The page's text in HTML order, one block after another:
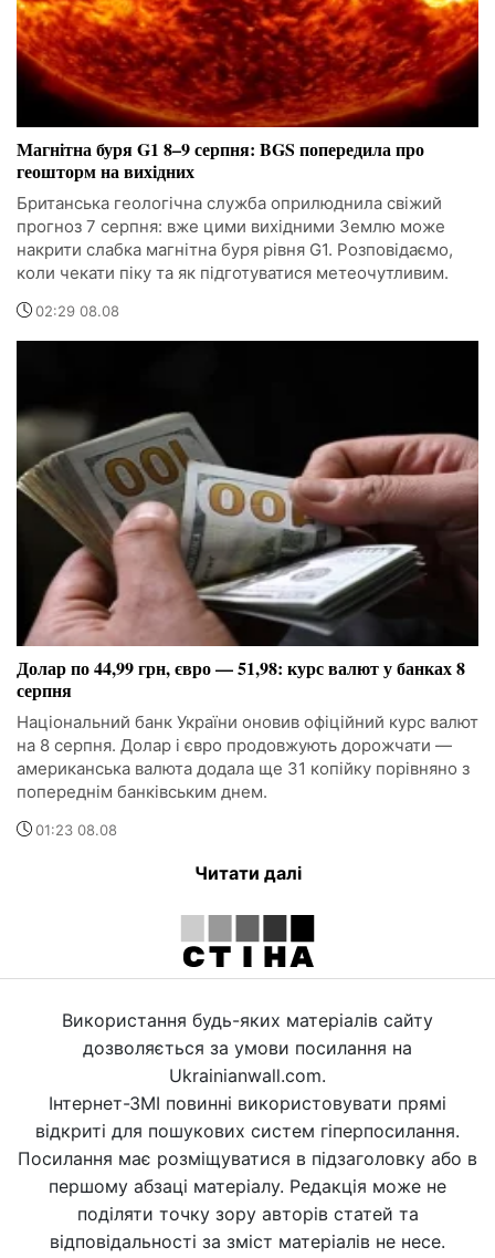
Магнітна буря G1 8–9 серпня: BGS попередила про
геошторм на вихідних
Британська геологічна служба оприлюднила свіжий
прогноз 7 серпня: вже цими вихідними Землю може
накрити слабка магнітна буря рівня G1. Розповідаємо,
коли чекати піку та як підготуватися метеочутливим.
02:29 08.08
Долар по 44,99 грн, євро — 51,98: курс валют у банках 8
серпня
Національний банк України оновив офіційний курс валют
на 8 серпня. Долар і євро продовжують дорожчати —
американська валюта додала ще 31 копійку порівняно з
попереднім банківським днем.
01:23 08.08
Читати далі
Використання будь-яких матеріалів сайту
дозволяється за умови посилання на
Ukrainianwall.com.
Інтернет-ЗМІ повинні використовувати прямі
відкриті для пошукових систем гіперпосилання.
Посилання має розміщуватися в підзаголовку або в
першому абзаці матеріалу. Редакція може не
поділяти точку зору авторів статей та
відповідальності за зміст матеріалів не несе.